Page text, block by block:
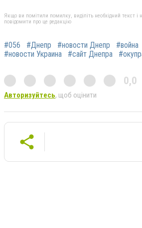
Якщо ви помітили помилку, виділіть необхідний текст і
повідомити про це редакцію
#056 #Днепр #новости Днепр #война
#новости Украина
#сайт Днепра
0,0
Авторизуйтесь, щоб оцінити